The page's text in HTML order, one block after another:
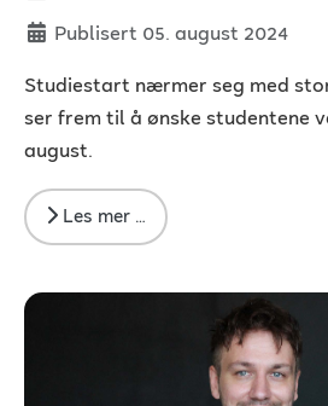
Publisert 05. august 2024
Studiestart nærmer seg med
ser frem til å ønske studentene
august.
Les mer …